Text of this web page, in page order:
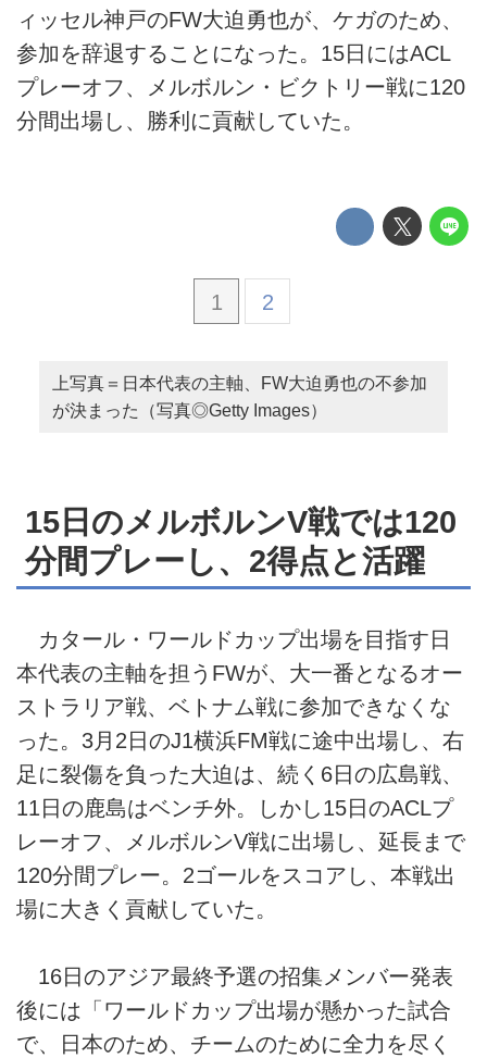
ィッセル神戸のFW大迫勇也が、ケガのため、
参加を辞退することになった。15日にはACL
プレーオフ、メルボルン・ビクトリー戦に120
分間出場し、勝利に貢献していた。
1 2
上写真＝日本代表の主軸、FW大迫勇也の不参加
が決まった（写真◎Getty Images）
15日のメルボルンV戦では120
分間プレーし、2得点と活躍
カタール・ワールドカップ出場を目指す日
本代表の主軸を担うFWが、大一番となるオー
ストラリア戦、ベトナム戦に参加できなくな
った。3月2日のJ1横浜FM戦に途中出場し、右
足に裂傷を負った大迫は、続く6日の広島戦、
11日の鹿島はベンチ外。しかし15日のACLプ
レーオフ、メルボルンV戦に出場し、延長まで
120分間プレー。2ゴールをスコアし、本戦出
場に大きく貢献していた。
16日のアジア最終予選の招集メンバー発表
後には「ワールドカップ出場が懸かった試合
で、日本のため、チームのために全力を尽く